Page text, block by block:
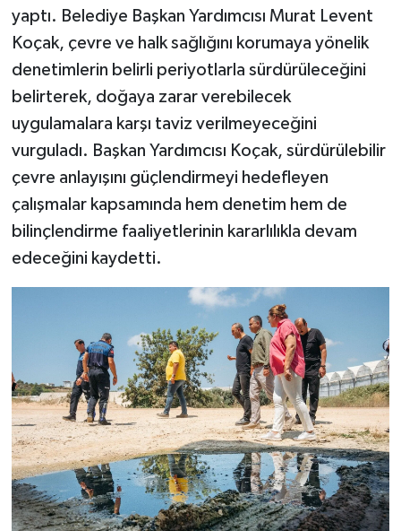
yaptı. Belediye Başkan Yardımcısı Murat Levent
Koçak, çevre ve halk sağlığını korumaya yönelik
denetimlerin belirli periyotlarla sürdürüleceğini
belirterek, doğaya zarar verebilecek
uygulamalara karşı taviz verilmeyeceğini
vurguladı. Başkan Yardımcısı Koçak, sürdürülebilir
çevre anlayışını güçlendirmeyi hedefleyen
çalışmalar kapsamında hem denetim hem de
bilinçlendirme faaliyetlerinin kararlılıkla devam
edeceğini kaydetti.